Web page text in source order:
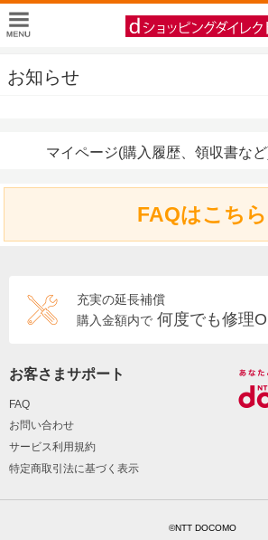
お知らせ
マイページ(購入履歴、領収書な
FAQはこちら
充実の延長補償
購入金額内で 何度でも修理
お客さまサポート
FAQ
お問い合わせ
サービス利用規約
特定商取引法に基づく表示
©NTT DOCOMO